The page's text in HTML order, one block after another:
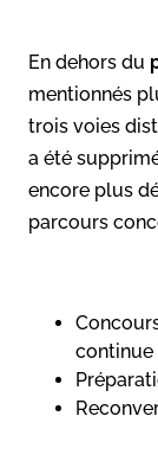
En dehors du
mentionnés
trois voies
a été
encore plus
parcours
continue